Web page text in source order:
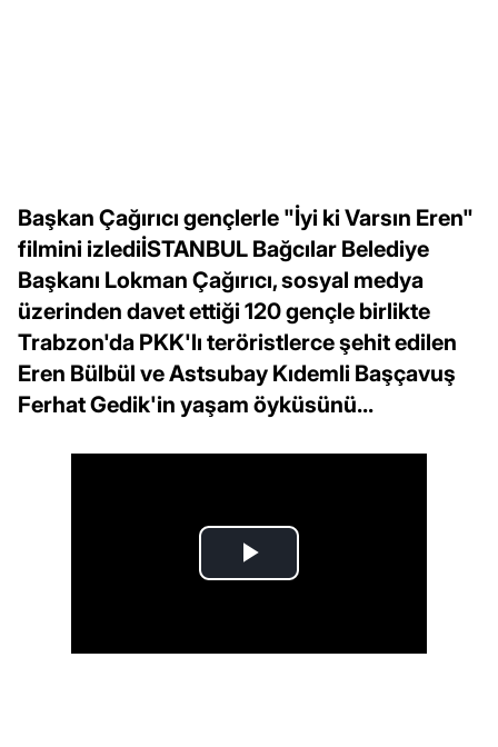
Başkan Çağırıcı gençlerle "İyi ki Varsın Eren"
filmini izlediİSTANBUL Bağcılar Belediye
Başkanı Lokman Çağırıcı, sosyal medya
üzerinden davet ettiği 120 gençle birlikte
Trabzon'da PKK'lı teröristlerce şehit edilen
Eren Bülbül ve Astsubay Kıdemli Başçavuş
Ferhat Gedik'in yaşam öyküsünü...